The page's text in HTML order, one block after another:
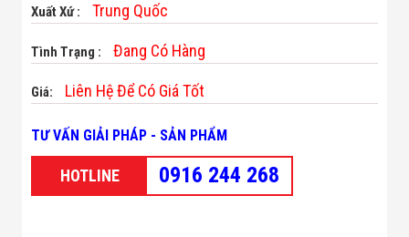
Ngành Công An
Sản Phẩm
Xuất Xứ : Trung Quốc
Tình Trạng : Đang Có Hàng
Giá: Liên Hệ Để Có Giá Tốt
TƯ VẤN GIẢI PHÁP - SẢN PHẨM
HOTLINE 0916 244 268